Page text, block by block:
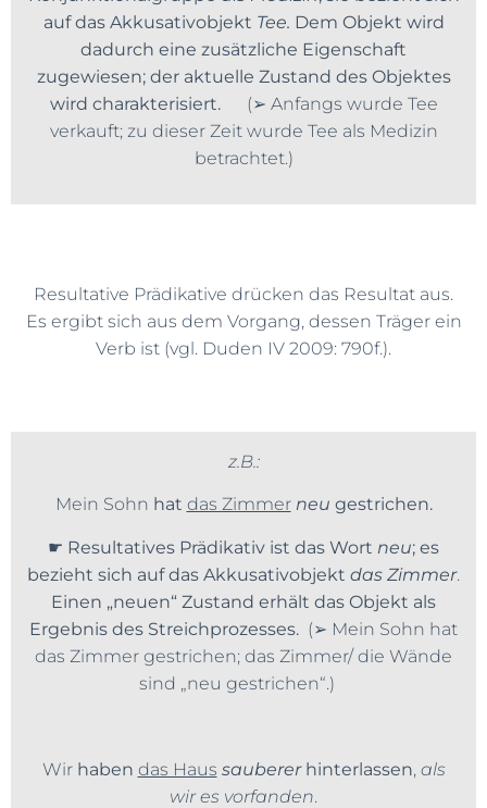
auf das Akkusativobjekt Tee. Dem Objekt wird
dadurch eine zusätzliche Eigenschaft
zugewiesen; der aktuelle Zustand des Objektes
wird charakterisiert. (➢ Anfangs wurde Tee
verkauft; zu dieser Zeit wurde Tee als Medizin
betrachtet.)
Resultative Prädikative drücken das Resultat aus.
Es ergibt sich aus dem Vorgang, dessen Träger ein
Verb ist (vgl. Duden IV 2009: 790f.).
z.B.:
Mein Sohn hat das Zimmer neu gestrichen.
☛ Resultatives Prädikativ ist das Wort neu; es
bezieht sich auf das Akkusativobjekt das Zimmer.
Einen „neuen“ Zustand erhält das Objekt als
Ergebnis des Streichprozesses. (➢ Mein Sohn hat
das Zimmer gestrichen; das Zimmer/ die Wände
sind „neu gestrichen“.)
Wir haben das Haus sauberer hinterlassen, als
wir es vorfanden.